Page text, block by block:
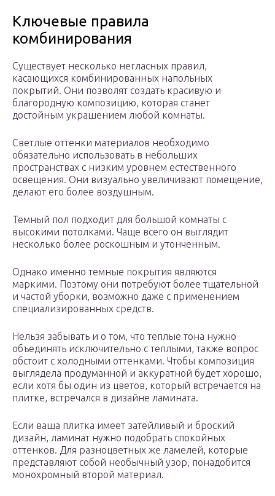
Ключевые правила
комбинирования
Существует несколько негласных правил,
касающихся комбинированных напольных
покрытий. Они позволят создать красивую и
благородную композицию, которая станет
достойным украшением любой комнаты.
Светлые оттенки материалов необходимо
обязательно использовать в небольших
пространствах с низким уровнем естественного
освещения. Они визуально увеличивают помещение,
делают его более воздушным.
Темный пол подходит для большой комнаты с
высокими потолками. Чаще всего он выглядит
несколько более роскошным и утонченным.
Однако именно темные покрытия являются
маркими. Поэтому они потребуют более тщательной
и частой уборки, возможно даже с применением
специализированных средств.
Нельзя забывать и о том, что теплые тона нужно
объединять исключительно с теплыми, также вопрос
обстоит с холодными оттенками. Чтобы композиция
выглядела продуманной и аккуратной будет хорошо,
если хотя бы один из цветов, который встречается на
плитке, встречался в дизайне ламината.
Если ваша плитка имеет затейливый и броский
дизайн, ламинат нужно подобрать спокойных
оттенков. Для разноцветных же ламелей, которые
представляют собой необычный узор, понадобится
монохромный второй материал.